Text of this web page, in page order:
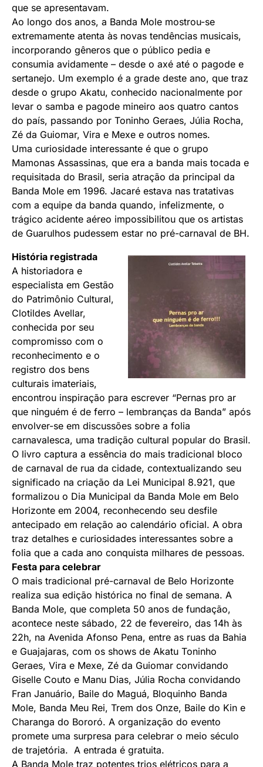
que se apresentavam.
Ao longo dos anos, a Banda Mole mostrou-se
extremamente atenta às novas tendências musicais,
incorporando gêneros que o público pedia e
consumia avidamente – desde o axé até o pagode e
sertanejo. Um exemplo é a grade deste ano, que traz
desde o grupo Akatu, conhecido nacionalmente por
levar o samba e pagode mineiro aos quatro cantos
do país, passando por Toninho Geraes, Júlia Rocha,
Zé da Guiomar, Vira e Mexe e outros nomes.
Uma curiosidade interessante é que o grupo
Mamonas Assassinas, que era a banda mais tocada e
requisitada do Brasil, seria atração da principal da
Banda Mole em 1996. Jacaré estava nas tratativas
com a equipe da banda quando, infelizmente, o
trágico acidente aéreo impossibilitou que os artistas
de Guarulhos pudessem estar no pré-carnaval de BH.
História registrada
A historiadora e
especialista em Gestão
do Patrimônio Cultural,
Clotildes Avellar,
conhecida por seu
compromisso com o
reconhecimento e o
registro dos bens
culturais imateriais,
encontrou inspiração para escrever “Pernas pro ar
que ninguém é de ferro – lembranças da Banda” após
envolver-se em discussões sobre a folia
carnavalesca, uma tradição cultural popular do Brasil.
O livro captura a essência do mais tradicional bloco
de carnaval de rua da cidade, contextualizando seu
significado na criação da Lei Municipal 8.921, que
formalizou o Dia Municipal da Banda Mole em Belo
Horizonte em 2004, reconhecendo seu desfile
antecipado em relação ao calendário oficial. A obra
traz detalhes e curiosidades interessantes sobre a
folia que a cada ano conquista milhares de pessoas.
Festa para celebrar
O mais tradicional pré-carnaval de Belo Horizonte
realiza sua edição histórica no final de semana. A
Banda Mole, que completa 50 anos de fundação,
acontece neste sábado, 22 de fevereiro, das 14h às
22h, na Avenida Afonso Pena, entre as ruas da Bahia
e Guajajaras, com os shows de Akatu Toninho
Geraes, Vira e Mexe, Zé da Guiomar convidando
Giselle Couto e Manu Dias, Júlia Rocha convidando
Fran Januário, Baile do Maguá, Bloquinho Banda
Mole, Banda Meu Rei, Trem dos Onze, Baile do Kin e
Charanga do Bororó. A organização do evento
promete uma surpresa para celebrar o meio século
de trajetória. A entrada é gratuita.
A Banda Mole traz potentes trios elétricos para a